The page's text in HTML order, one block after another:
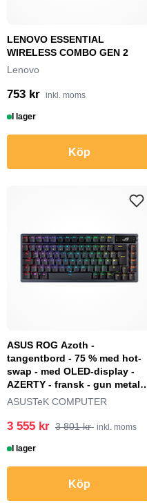
LENOVO ESSENTIAL
WIRELESS COMBO GEN 2
Lenovo
753 kr inkl. moms
I lager
Köp
ASUS ROG Azoth -
tangentbord - 75 % med hot-
swap - med OLED-display -
AZERTY - fransk - gun metal
Inmatningsenhet
ASUSTeK COMPUTER
3 555 kr 3 801 kr inkl. moms
I lager
Köp